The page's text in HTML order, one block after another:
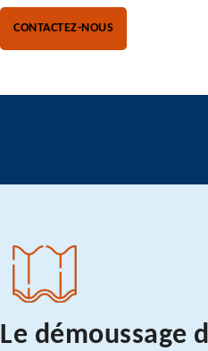
CONTACTEZ-NOUS
Le démoussage